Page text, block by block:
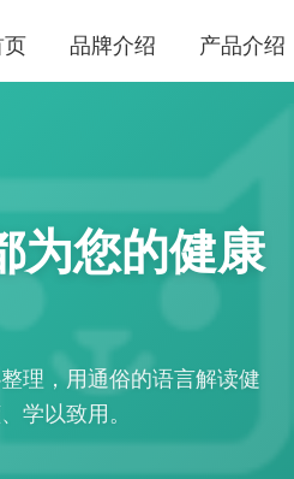
页 品牌介绍 产品介绍
为您的健康
理，用通俗的语言解读健
学以致用。